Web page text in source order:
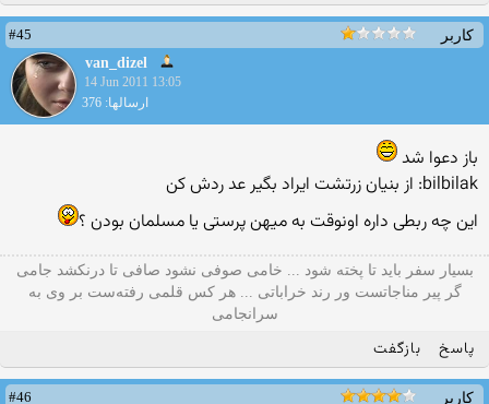
کاربر
#45
van_dizel
14 Jun 2011 13:05
ارسالها: 376
باز دعوا شد
bilbilak: از بنیان زرتشت ایراد بگیر عد ردش کن
این چه ربطی داره اونوقت به میهن پرستی یا مسلمان بودن ؟
بسیار سفر باید تا پخته شود ... خامی صوفی نشود صافی تا درنکشد جامی
گر پیر مناجاتست ور رند خراباتی ... هر کس قلمی رفته‌ست بر وی به
سرانجامی
پاسخ بازگفت
کاربر #46